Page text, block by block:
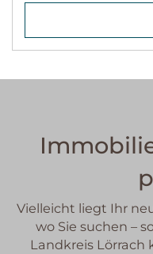
Vielleicht liegt Ihr
wo Sie suchen –
Landkreis Lörrach